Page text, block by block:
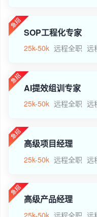
SOP工程化专家
25k-50k 远程全职 远
AI提效组训专家
25k-50k 远程全职 远
高级项目经理
25k-50k 远程全职 远
高级产品经理
25k-50k 远程全职 远